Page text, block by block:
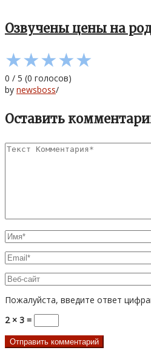
Озвучены цены на
★★★★★
0 / 5 (0 голосов)
by newsboss/
Оставить
Пожалуйста, введите ответ
2 × 3 =